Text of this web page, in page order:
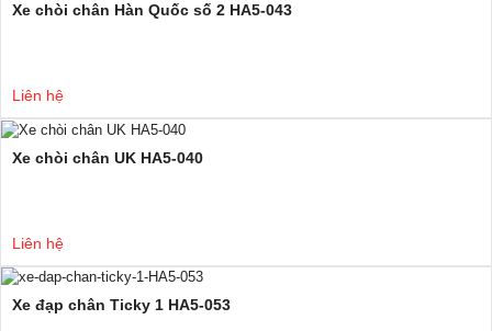
Xe chòi chân Hàn Quốc số 2 HA5-043
Liên hệ
Xe chòi chân UK HA5-040
Liên hệ
Xe đạp chân Ticky 1 HA5-053